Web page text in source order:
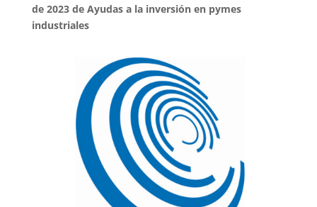
de 2023 de Ayudas a la inversión en pymes
industriales